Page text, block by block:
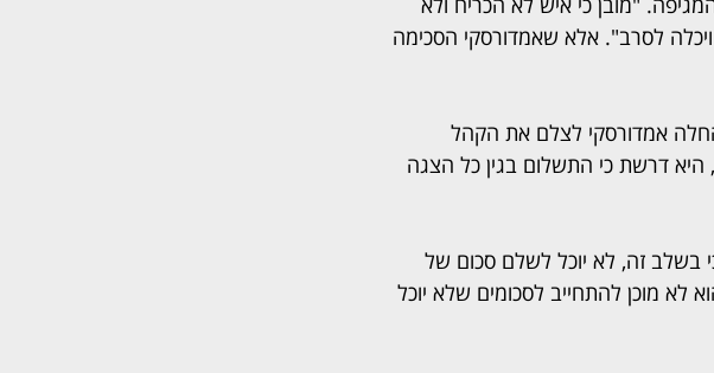
לסרב". אלא שאמדורסקי הסכימה
מספר חודשים שבהם ההצגה הציגה, בתחילת שנת, 2023 החלה אמדורסקי לצלם את הקהל
דרשת כי התשלום בגין כל הצגה
בשלב זה, לא יוכל לשלם סכום של
לא מוכן להתחייב לסכומים שלא יוכל